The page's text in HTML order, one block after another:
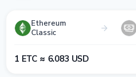
Ethereum
Classic
1​ ETC ≈ 6​.0​8​3​ USD